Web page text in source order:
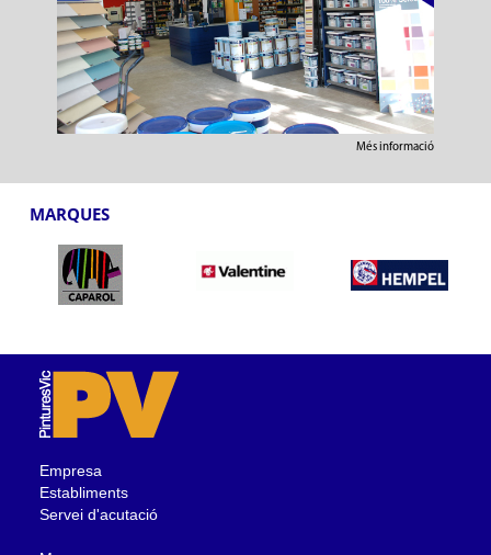
Més informació
MARQUES
Empresa
Establiments
Servei d'acutació